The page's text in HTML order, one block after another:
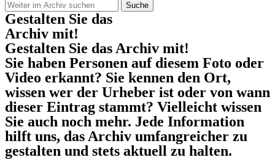
Suche
Gestalten Sie das
Archiv mit!
Gestalten Sie das Archiv mit!
Sie haben Personen auf diesem Foto oder
Video erkannt? Sie kennen den Ort,
wissen wer der Urheber ist oder von wann
dieser Eintrag stammt? Vielleicht wissen
Sie auch noch mehr. Jede Information
hilft uns, das Archiv umfangreicher zu
gestalten und stets aktuell zu halten.